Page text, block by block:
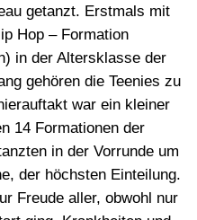
getanzt. Erstmals mit
Hop – Formation
in der Altersklasse der
gehören die Teenies zu
war ein kleiner
14 Formationen der
in der Vorrunde um
der höchsten Einteilung.
Freude aller, obwohl nur